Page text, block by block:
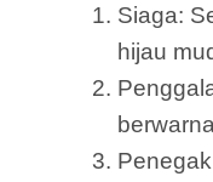
Siaga:
hijau